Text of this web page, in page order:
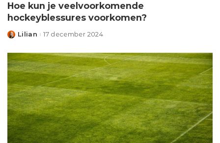
Hoe kun je veelvoorkomende
hockeyblessures voorkomen?
Posted
Lilian 17 december 2024